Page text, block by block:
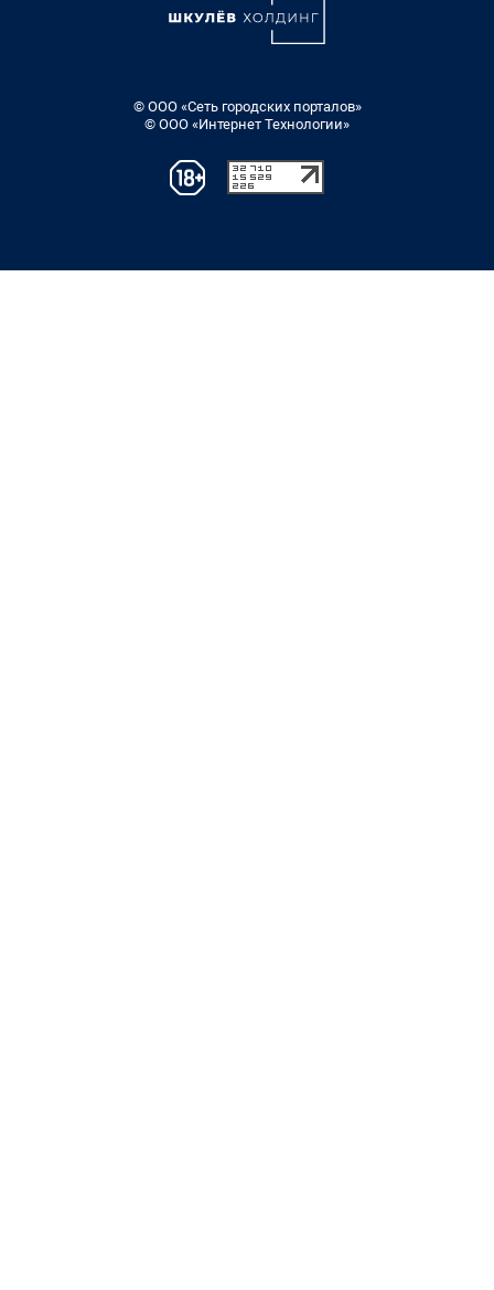
© ООО «Сеть городских порталов»
© ООО «Интернет Технологии»